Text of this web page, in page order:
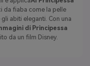
da fiaba come la pelle
abiti eleganti. Con una
di Principessa
da un film Disney.